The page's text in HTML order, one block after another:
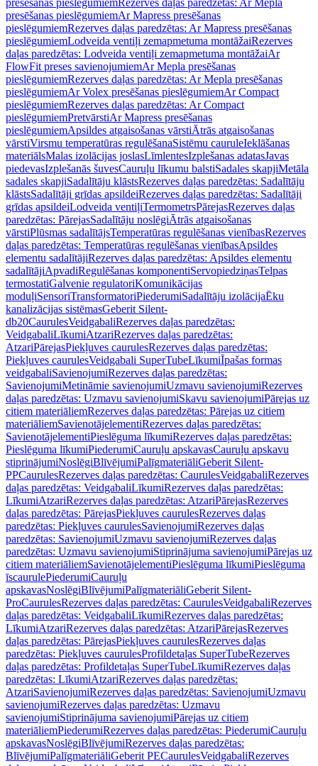
presēšanas pieslēgumiemRezerves daļas paredzētas: Ar Mepla
presēšanas pieslēgumiemAr Mapress presēšanas
pieslēgumiemRezerves daļas paredzētas: Ar Mapress presēšanas
pieslēgumiemLodveida ventiļi zemapmetuma montāžaiRezerves
daļas paredzētas: Lodveida ventiļi zemapmetuma montāžaiAr
FlowFit preses savienojumiemAr Mepla presēšanas
pieslēgumiemRezerves daļas paredzētas: Ar Mepla presēšanas
pieslēgumiemAr Volex presēšanas pieslēgumiemAr Compact
pieslēgumiemRezerves daļas paredzētas: Ar Compact
pieslēgumiemPretvārstiAr Mapress presēšanas
pieslēgumiemApsildes atgaisošanas vārstiĀtrās atgaisošanas
vārstiVirsmu temperatūras regulēšanaSistēmu cauruleIeklāšanas
materiālsMalas izolācijas joslasLīmlentesIzplešanas adatasJavas
piedevasIzplešanās šuvesCauruļu līkumu balstiSadales skapjiMetāla
sadales skapjiSadalītāju klāstsRezerves daļas paredzētas: Sadalītāju
klāstsSadalītāji grīdas apsildeiRezerves daļas paredzētas: Sadalītāji
grīdas apsildeiLodveida ventiļiTermometrsPārejasRezerves daļas
paredzētas: PārejasSadalītāju noslēgiĀtrās atgaisošanas
vārstiPlūsmas sadalītājsTemperatūras regulēšanas vienībasRezerves
daļas paredzētas: Temperatūras regulēšanas vienībasApsildes
elementu sadalītājiRezerves daļas paredzētas: Apsildes elementu
sadalītājiApvadiRegulēšanas komponentiServopiedziņasTelpas
termostatiGalvenie regulatoriKomunikācijas
moduļiSensoriTransformatoriPiederumiSadalītāju izolācijaĒku
kanalizācijas sistēmasGeberit Silent-
db20CaurulesVeidgabaliRezerves daļas paredzētas:
VeidgabaliLīkumiAtzariRezerves daļas paredzētas:
AtzariPārejasPiekļuves caurulesRezerves daļas paredzētas:
Piekļuves caurulesVeidgabali SuperTubeLīkumiĪpašas formas
veidgabaliSavienojumiRezerves daļas paredzētas:
SavienojumiMetināmie savienojumiUzmavu savienojumiRezerves
daļas paredzētas: Uzmavu savienojumiSkavu savienojumiPārejas uz
citiem materiāliemRezerves daļas paredzētas: Pārejas uz citiem
materiāliemSavienotājelementiRezerves daļas paredzētas:
SavienotājelementiPieslēguma līkumiRezerves daļas paredzētas:
Pieslēguma līkumiPiederumiCauruļu apskavasCauruļu apskavu
stiprinājumiNoslēgiBlīvējumiPalīgmateriāliGeberit Silent-
PPCaurulesRezerves daļas paredzētas: CaurulesVeidgabaliRezerves
daļas paredzētas: VeidgabaliLīkumiRezerves daļas paredzētas:
LīkumiAtzariRezerves daļas paredzētas: AtzariPārejasRezerves
daļas paredzētas: PārejasPiekļuves caurulesRezerves daļas
paredzētas: Piekļuves caurulesSavienojumiRezerves daļas
paredzētas: SavienojumiUzmavu savienojumiRezerves daļas
paredzētas: Uzmavu savienojumiStiprinājuma savienojumiPārejas uz
citiem materiāliemSavienotājelementiPieslēguma līkumiPieslēguma
īscaurulePiederumiCauruļu
apskavasNoslēgiBlīvējumiPalīgmateriāliGeberit Silent-
ProCaurulesRezerves daļas paredzētas: CaurulesVeidgabaliRezerves
daļas paredzētas: VeidgabaliLīkumiRezerves daļas paredzētas:
LīkumiAtzariRezerves daļas paredzētas: AtzariPārejasRezerves
daļas paredzētas: PārejasPiekļuves caurulesRezerves daļas
paredzētas: Piekļuves caurulesProfildetaļas SuperTubeRezerves
daļas paredzētas: Profildetaļas SuperTubeLīkumiRezerves daļas
paredzētas: LīkumiAtzariRezerves daļas paredzētas:
AtzariSavienojumiRezerves daļas paredzētas: SavienojumiUzmavu
savienojumiRezerves daļas paredzētas: Uzmavu
savienojumiStiprinājuma savienojumiPārejas uz citiem
materiāliemPiederumiRezerves daļas paredzētas: PiederumiCauruļu
apskavasNoslēgiBlīvējumiRezerves daļas paredzētas:
BlīvējumiPalīgmateriāliGeberit PECaurulesVeidgabaliRezerves